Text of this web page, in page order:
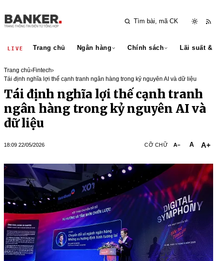
LIVE Trang chủ Ngân hàng Chính sách Lãi suất &
Trang chủ›Fintech›
Tái định nghĩa lợi thế cạnh tranh ngân hàng trong kỷ nguyên AI và dữ liệu
Tái định nghĩa lợi thế cạnh tranh
ngân hàng trong kỷ nguyên AI và
dữ liệu
18:09 22/05/2026 CỠ CHỮ A− A A+